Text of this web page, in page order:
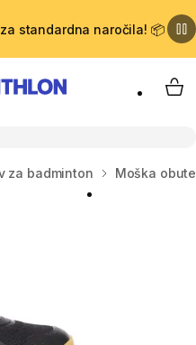
za standardna naročila! 📦
za badminton Moška